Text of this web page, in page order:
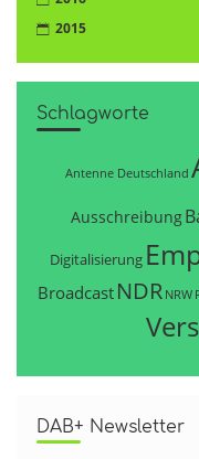
2015
Schlagworte
Antenne Deutschland
Ausschreibung
Digitalisierung
Broadcast NDR NRW
DAB+ Newsletter